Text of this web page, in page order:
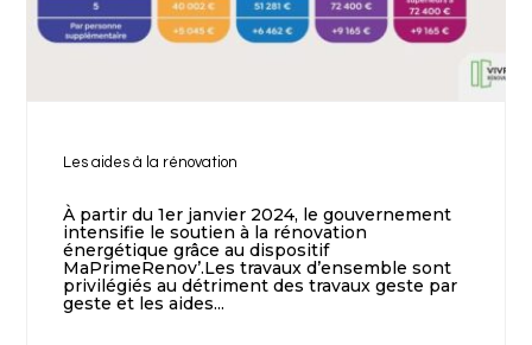
Les aides à la rénovation
À partir du 1er janvier 2024, le gouvernement
intensifie le soutien à la rénovation
énergétique grâce au dispositif
MaPrimeRenov’.Les travaux d’ensemble sont
privilégiés au détriment des travaux geste par
geste et les aides...